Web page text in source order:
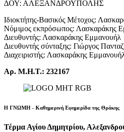
ΔΟΥ: ΑΛΕΞΑΝΔΡΟΥΠΟΛΗΣ
Ιδιοκτήτης-Βασικός Μέτοχος:
Νόμιμος εκπρόσωπος: Λασκαράκης
Διευθυντής: Λασκαράκης Εμμανουήλ
Διευθυντής σύνταξης: Γιώργος
Διαχειριστής: Λασκαράκης
Αρ. Μ.Η.Τ.: 232167
Η ΓΝΩΜΗ - Καθημερινή Εφημερίδα της Θράκης
Τέρμα Αγίου Δημητρίου,